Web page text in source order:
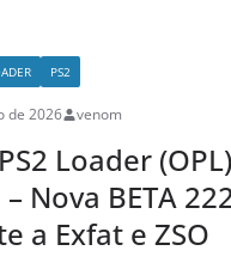
PS2
de 2026 venom
Loader
Nova BETA
a Exfat e ZSO